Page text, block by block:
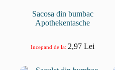
Sacosa din bumbac
Apothekentasche
Incepand de la:2,97Lei